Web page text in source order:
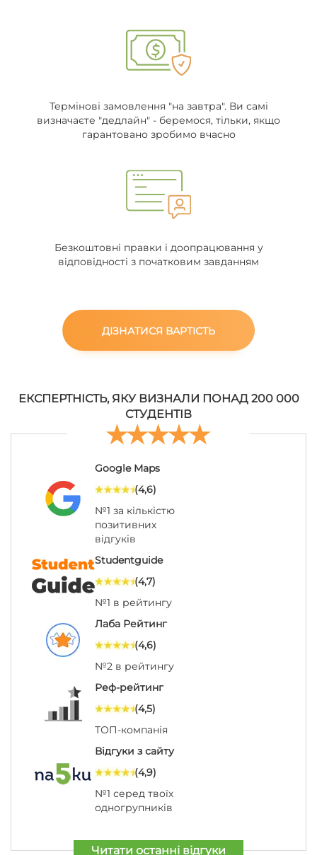
Термінові замовлення "на завтра". Ви самі
визначаєте "дедлайн" - беремося, тільки, якщо
гарантовано зробимо вчасно
Безкоштовні правки і доопрацювання у
відповідності з початковим завданням
ДІЗНАТИСЯ ВАРТІСТЬ
ЕКСПЕРТНІСТЬ, ЯКУ ВИЗНАЛИ ПОНАД 200 000
СТУДЕНТІВ
Google Maps
(4,6)
№1 за кількістю
позитивних
відгуків
Studentguide
(4,7)
№1 в рейтингу
Лаба Рейтинг
(4,6)
№2 в рейтингу
Реф-рейтинг
(4,5)
ТОП-компанія
Відгуки з сайту
(4,9)
№1 серед твоїх
одногрупників
Читати останні відгуки